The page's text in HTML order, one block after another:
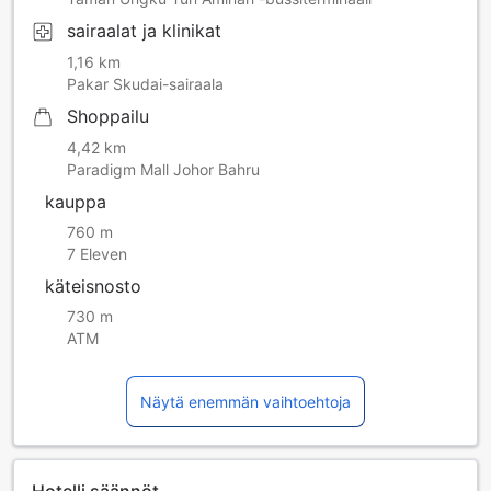
sairaalat ja klinikat
1,16 km
Pakar Skudai-sairaala
Shoppailu
4,42 km
Paradigm Mall Johor Bahru
kauppa
760 m
7 Eleven
käteisnosto
730 m
ATM
Näytä enemmän vaihtoehtoja